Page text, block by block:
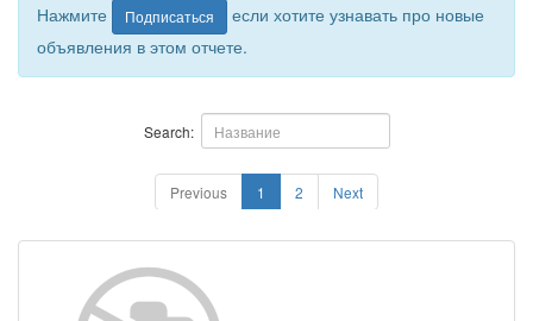
Нажмите Подписаться
если хотите узнавать про новые
объявления в этом отчете.
Search:
Previous 1 2 Next